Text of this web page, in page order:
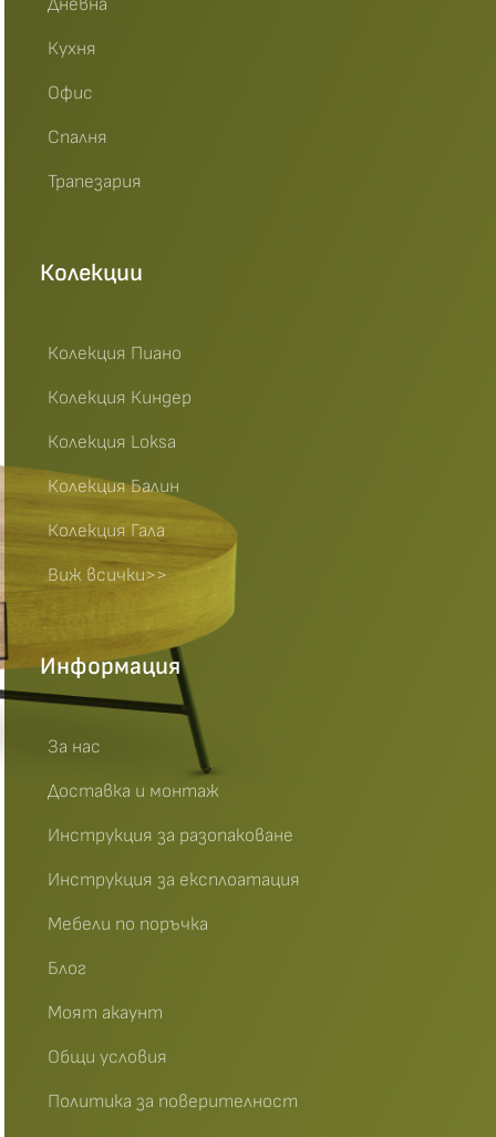
Дневна
Кухня
Офис
Спалня
Трапезария
Колекции
Колекция Пиано
Колекция Киндер
Колекция Loksa
Колекция Балин
Колекция Гала
Виж всички>>
Информация
За нас
Доставка и монтаж
Инструкция за разопаковане
Инструкция за експлоатация
Мебели по поръчка
Блог
Моят акаунт
Общи условия
Политика за поверителност